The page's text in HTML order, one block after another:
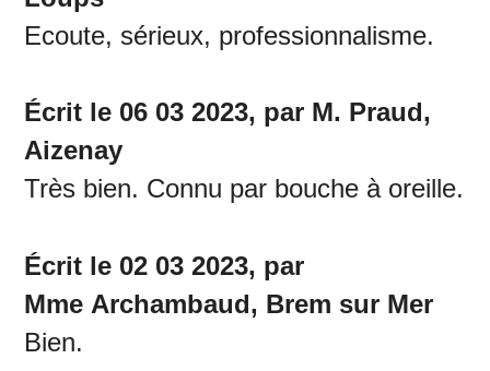
Ecoute, sérieux, professionnalisme.
Écrit le 06 03 2023, par M. Praud,
Aizenay
Très bien. Connu par bouche à oreille.
Écrit le 02 03 2023, par
Mme Archambaud, Brem sur Mer
Bien.